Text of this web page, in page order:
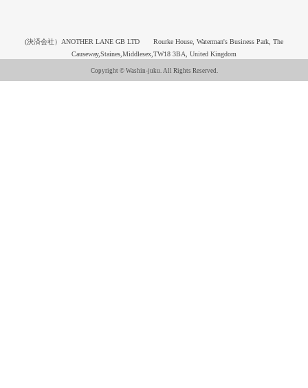
(決済会社）ANOTHER LANE GB LTD Rourke House, Waterman's Business Park, The
Causeway,Staines,Middlesex,TW18 3BA, United Kingdom
Copyright © Washin-juku. All Rights Reserved.